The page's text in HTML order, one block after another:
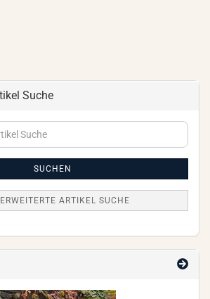
Suche
SUCHEN
ERWEITERTE ARTIKEL SUCHE